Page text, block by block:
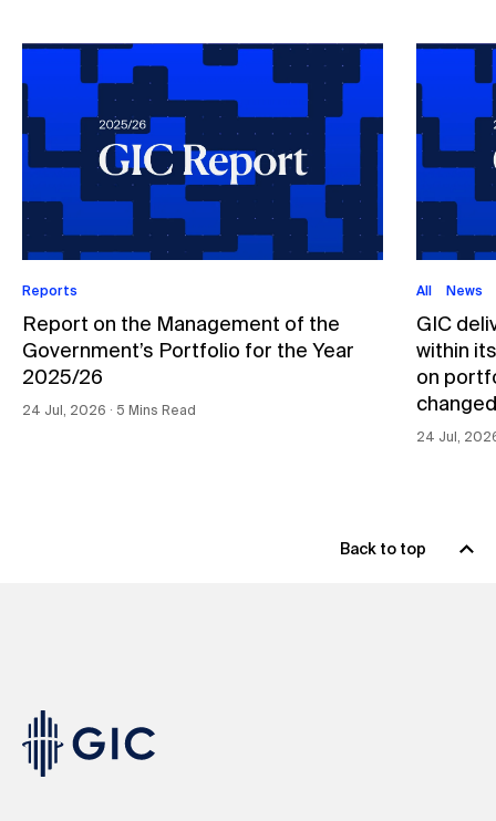
Reports
Report on the Management of the
Government’s Portfolio for the Year
2025/26
24 Jul, 2026 ∙ 5 Mins Read
All News
GIC
within
on
24 Jul,
Back to top